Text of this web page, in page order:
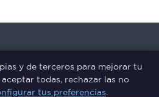
y de terceros para mejorar tu
todas, rechazar las no
tus preferencias